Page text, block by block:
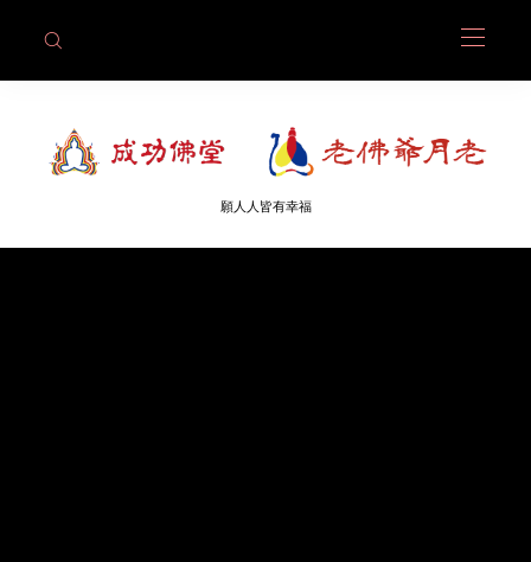
願人人皆有幸福